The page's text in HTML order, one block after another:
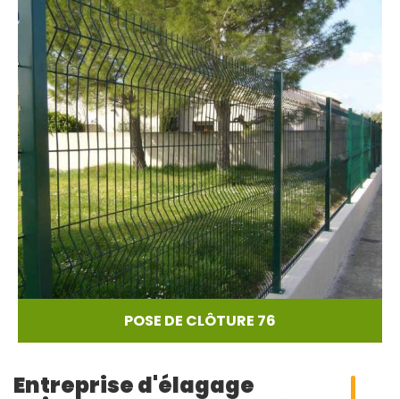
POSE DE CLÔTURE 76
Entreprise d'élagage